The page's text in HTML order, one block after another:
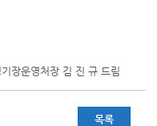
장운영처장 김 진 규 드림
목록